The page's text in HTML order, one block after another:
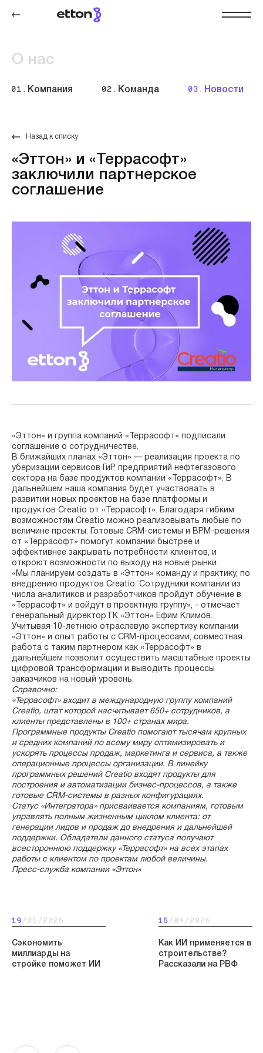
О нас
01. Компания 02. Команда 03. Новости
Назад к списку
«Эттон» и «Террасофт»
заключили партнерское
соглашение
«Эттон» и группа компаний «Террасофт» подписали
соглашение о сотрудничестве.
В ближайших планах «Эттон» — реализация проекта по
уберизации сервисов ГиР предприятий нефтегазового
сектора на базе продуктов компании «Террасофт». В
дальнейшем наша компания будет участвовать в
развитии новых проектов на базе платформы и
продуктов Creatio от «Террасофт». Благодаря гибким
возможностям Creatio можно реализовывать любые по
величине проекты. Готовые CRM-системы и BPM-решения
от «Террасофт» помогут компании быстрее и
эффективнее закрывать потребности клиентов, и
откроют возможности по выходу на новые рынки.
«Мы планируем создать в «Эттон» команду и практику, по
внедрению продуктов Creatio. Сотрудники компании из
числа аналитиков и разработчиков пройдут обучение в
«Террасофт» и войдут в проектную группу», - отмечает
генеральный директор ГК «Эттон» Ефим Климов.
Учитывая 10-летнюю отраслевую экспертизу компании
«Эттон» и опыт работы с CRM-процессами, совместная
работа с таким партнером как «Террасофт» в
дальнейшем позволит осуществить масштабные проекты
цифровой трансформации и выводить процессы
заказчиков на новый уровень.
Справочно:
«Террасофт» входит в международную группу компаний
Creatio, штат которой насчитывает 650+ сотрудников, а
клиенты представлены в 100+ странах мира.
Программные продукты Creatio помогают тысячам крупных
и средних компаний по всему миру оптимизировать и
ускорять процессы продаж, маркетинга и сервиса, а также
операционные процессы организации. В линейку
программных решений Creatio входят продукты для
построения и автоматизации бизнес-процессов, а также
готовые CRM-системы в разных конфигурациях.
Статус «Интегратора» присваивается компаниям, готовым
управлять полным жизненным циклом клиента: от
генерации лидов и продаж до внедрения и дальнейшей
поддержки. Обладатели данного статуса получают
всестороннюю поддержку «Террасофт» на всех этапах
работы с клиентом по проектам любой величины.
Пресс-служба компании «Эттон»
19 /05/2026
Сэкономить
миллиарды на
стройке поможет ИИ
15 /04/2026
Как ИИ применяется в
строительстве?
Рассказали на РВФ